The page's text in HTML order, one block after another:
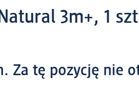
3m+, 1
Za tę pozycję nie